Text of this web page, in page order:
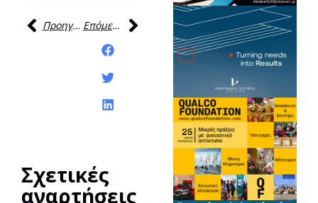
Προηγούμενη
Επόμενη
Σχετικές
αναρτήσεις